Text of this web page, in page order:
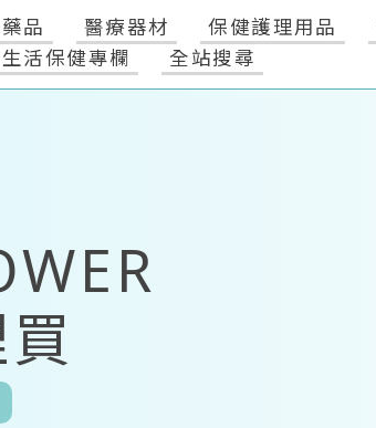
藥品 醫療器材 保健護理用品
生活保健專欄
全站搜尋